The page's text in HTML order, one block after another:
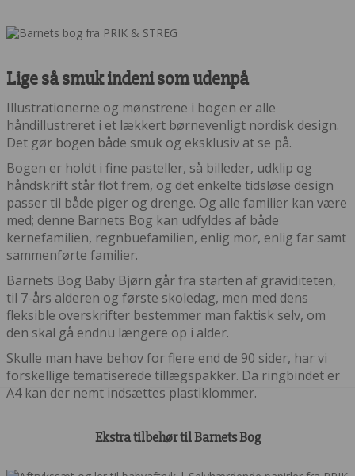
Lige så smuk indeni som udenpå
Illustrationerne og mønstrene i bogen er alle
håndillustreret i et lækkert børnevenligt nordisk design.
Det gør bogen både smuk og eksklusiv at se på.
Bogen er holdt i fine pasteller, så billeder, udklip og
håndskrift står flot frem, og det enkelte tidsløse design
passer til både piger og drenge. Og alle familier kan være
med; denne Barnets Bog kan udfyldes af både
kernefamilien, regnbuefamilien, enlig mor, enlig far samt
sammenførte familier.
Barnets Bog Baby Bjørn går fra starten af graviditeten,
til 7-års alderen og første skoledag, men med dens
fleksible overskrifter bestemmer man faktisk selv, om
den skal gå endnu længere op i alder.
Skulle man have behov for flere end de 90 sider, har vi
forskellige tematiserede tillægspakker. Da ringbindet er
A4 kan der nemt indsættes plastiklommer.
Ekstra tilbehør til Barnets Bog